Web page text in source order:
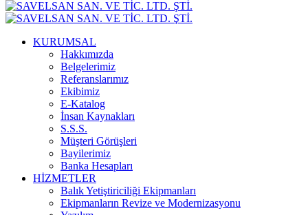
KURUMSAL
Hakkımızda
Belgelerimiz
Referanslarımız
Ekibimiz
E-Katalog
İnsan Kaynakları
S.S.S.
Müşteri Görüşleri
Bayilerimiz
Banka Hesapları
HİZMETLER
Balık Yetiştiriciliği Ekipmanları
Ekipmanların Revize ve Modernizasyonu